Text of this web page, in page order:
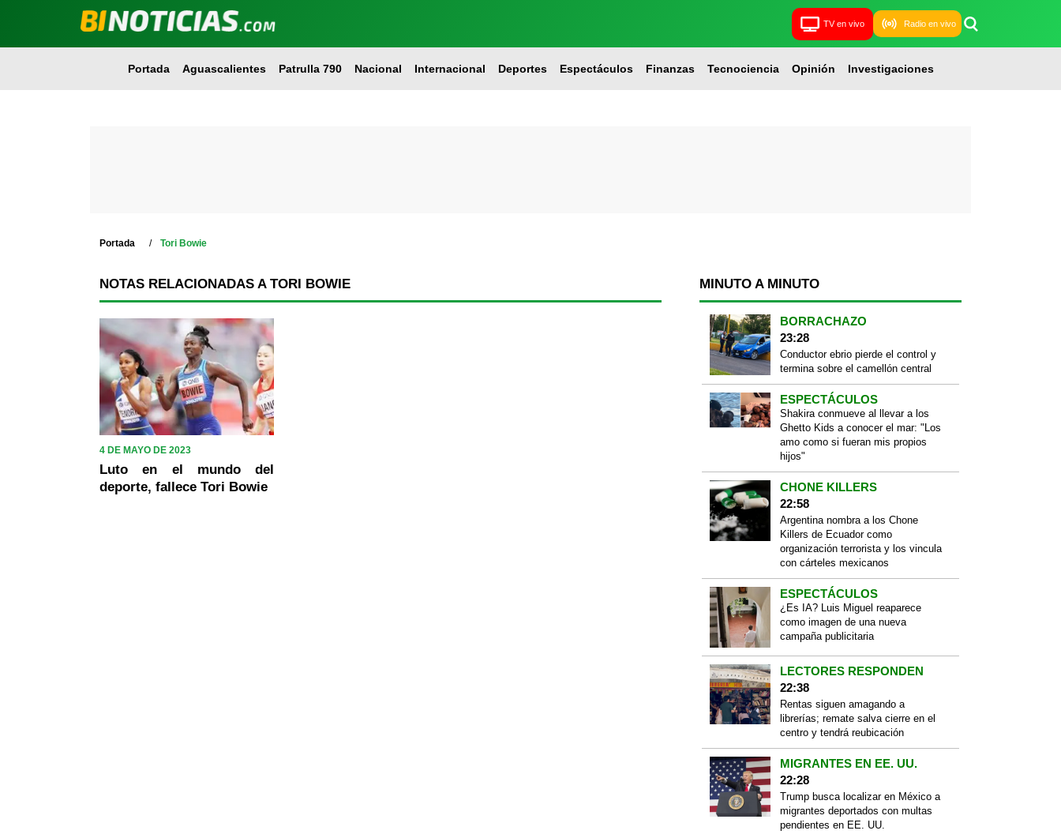
TV en vivo Radio en vivo
Portada Aguascalientes Patrulla 790 Nacional Internacional Deportes Espectáculos Finanzas Tecnociencia Opinión Investigaciones
Portada Tori Bowie
NOTAS RELACIONADAS A TORI BOWIE
4 DE MAYO DE 2023
Luto en el mundo del
deporte, fallece Tori Bowie
MINUTO A MINUTO
BORRACHAZO
23:28
Conductor ebrio pierde el control y
termina sobre el camellón central
ESPECTÁCULOS
Shakira conmueve al llevar a los
Ghetto Kids a conocer el mar: "Los
amo como si fueran mis propios
hijos"
CHONE KILLERS
22:58
Argentina nombra a los Chone
Killers de Ecuador como
organización terrorista y los vincula
con cárteles mexicanos
ESPECTÁCULOS
¿Es IA? Luis Miguel reaparece
como imagen de una nueva
campaña publicitaria
LECTORES RESPONDEN
22:38
Rentas siguen amagando a
librerías; remate salva cierre en el
centro y tendrá reubicación
MIGRANTES EN EE. UU.
22:28
Trump busca localizar en México a
migrantes deportados con multas
pendientes en EE. UU.